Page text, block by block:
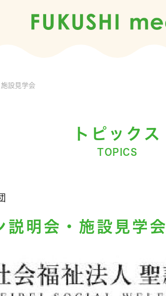
施設見学会
トピックス
TOPICS
説明会・施設見学会